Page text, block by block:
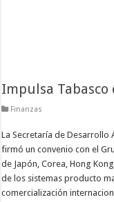
Impulsa Tabasco
Finanzas
La Secretaría de Desarrollo
firmó un convenio con el
de Japón, Corea, Hong
de los sistemas producto
comercialización